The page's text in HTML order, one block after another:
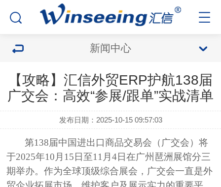
新闻中心
【攻略】汇信外贸ERP护航138届
广交会：高效“参展/跟单”实战清单
发布日期：2025-10-15 09:57:03
第138届中国进出口商品交易会（广交会）将
于2025年10月15日至11月4日在广州琶洲展馆分三
期举办。作为全球顶级综合展会，广交会一直是外